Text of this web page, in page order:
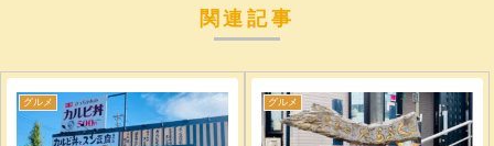
関連記事
グルメ グルメ